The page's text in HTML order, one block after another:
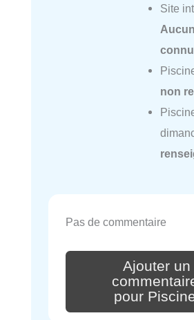
Site
connu
non
Pas de commentaire
Ajouter un
pour